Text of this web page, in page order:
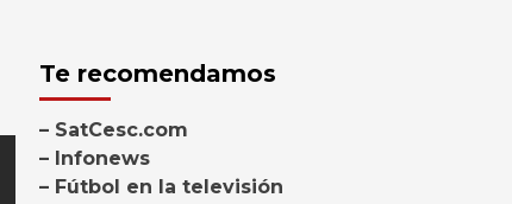
Te recomendamos
– SatCesc.com
– Infonews
– Fútbol en la televisión